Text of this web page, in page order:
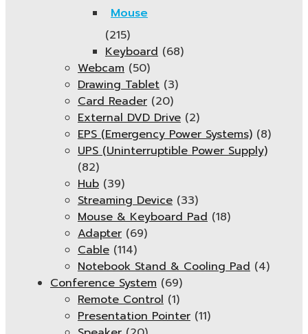
Mouse
(215)
Keyboard (68)
Webcam (50)
Drawing Tablet (3)
Card Reader (20)
External DVD Drive (2)
EPS (Emergency Power Systems) (8)
UPS (Uninterruptible Power Supply)
(82)
Hub (39)
Streaming Device (33)
Mouse & Keyboard Pad (18)
Adapter (69)
Cable (114)
Notebook Stand & Cooling Pad (4)
Conference System (69)
Remote Control (1)
Presentation Pointer (11)